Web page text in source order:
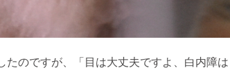
のですが、「目は大丈夫ですよ、白内障は